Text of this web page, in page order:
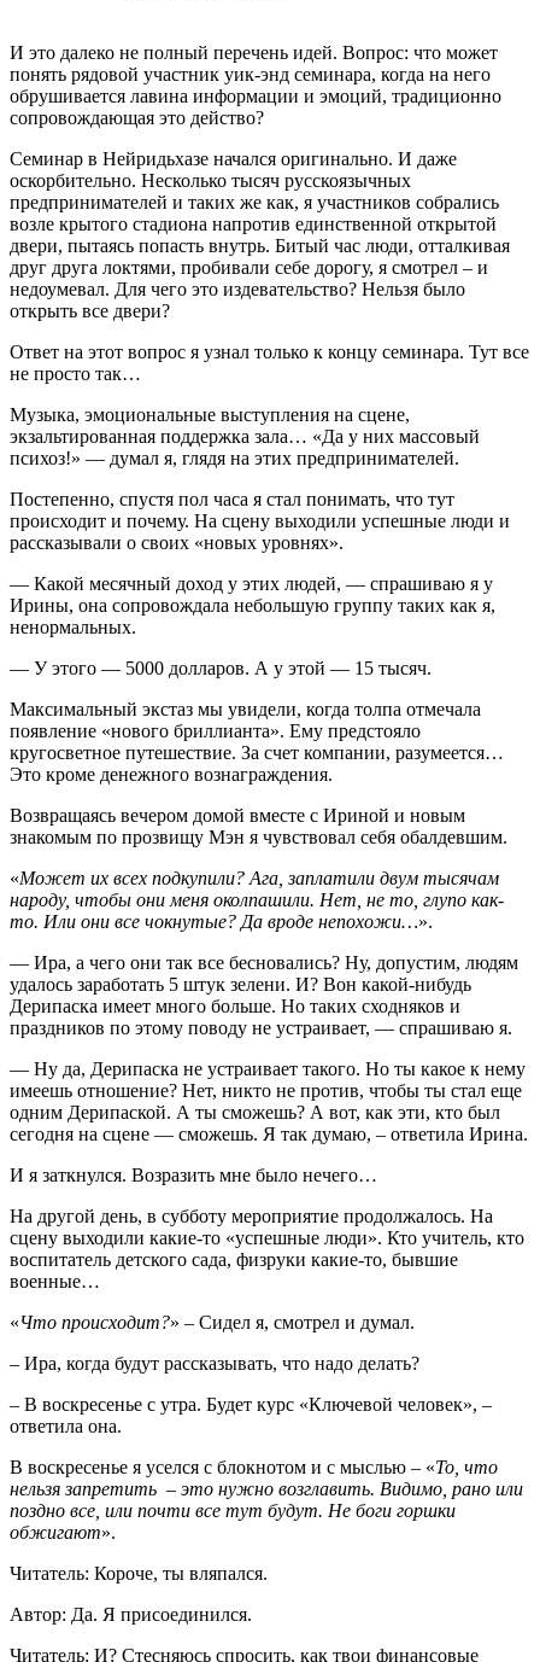
И это далеко не полный перечень идей. Вопрос: что может
понять рядовой участник уик-энд семинара, когда на него
обрушивается лавина информации и эмоций, традиционно
сопровождающая это действо?
Семинар в Нейридьхазе начался оригинально. И даже
оскорбительно. Несколько тысяч русскоязычных
предпринимателей и таких же как, я участников собрались
возле крытого стадиона напротив единственной открытой
двери, пытаясь попасть внутрь. Битый час люди, отталкивая
друг друга локтями, пробивали себе дорогу, я смотрел – и
недоумевал. Для чего это издевательство? Нельзя было
открыть все двери?
Ответ на этот вопрос я узнал только к концу семинара. Тут все
не просто так…
Музыка, эмоциональные выступления на сцене,
экзальтированная поддержка зала… «Да у них массовый
психоз!» — думал я, глядя на этих предпринимателей.
Постепенно, спустя пол часа я стал понимать, что тут
происходит и почему. На сцену выходили успешные люди и
рассказывали о своих «новых уровнях».
— Какой месячный доход у этих людей, — спрашиваю я у
Ирины, она сопровождала небольшую группу таких как я,
ненормальных.
— У этого — 5000 долларов. А у этой — 15 тысяч.
Максимальный экстаз мы увидели, когда толпа отмечала
появление «нового бриллианта». Ему предстояло
кругосветное путешествие. За счет компании, разумеется…
Это кроме денежного вознаграждения.
Возвращаясь вечером домой вместе с Ириной и новым
знакомым по прозвищу Мэн я чувствовал себя обалдевшим.
«Может их всех подкупили? Ага, заплатили двум тысячам
народу, чтобы они меня околпашили. Нет, не то, глупо как-
то. Или они все чокнутые? Да вроде непохожи…».
— Ира, а чего они так все бесновались? Ну, допустим, людям
удалось заработать 5 штук зелени. И? Вон какой-нибудь
Дерипаска имеет много больше. Но таких сходняков и
праздников по этому поводу не устраивает, — спрашиваю я.
— Ну да, Дерипаска не устраивает такого. Но ты какое к нему
имеешь отношение? Нет, никто не против, чтобы ты стал еще
одним Дерипаской. А ты сможешь? А вот, как эти, кто был
сегодня на сцене — сможешь. Я так думаю, – ответила Ирина.
И я заткнулся. Возразить мне было нечего…
На другой день, в субботу мероприятие продолжалось. На
сцену выходили какие-то «успешные люди». Кто учитель, кто
воспитатель детского сада, физруки какие-то, бывшие
военные…
«Что происходит?» – Сидел я, смотрел и думал.
– Ира, когда будут рассказывать, что надо делать?
– В воскресенье с утра. Будет курс «Ключевой человек», –
ответила она.
В воскресенье я уселся с блокнотом и с мыслью – «То, что
нельзя запретить – это нужно возглавить. Видимо, рано или
поздно все, или почти все тут будут. Не боги горшки
обжигают».
Читатель: Короче, ты вляпался.
Автор: Да. Я присоединился.
Читатель: И? Стесняюсь спросить, как твои финансовые